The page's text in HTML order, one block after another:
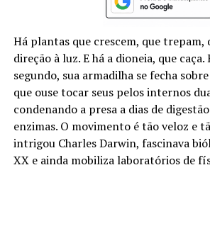
Há plantas que crescem, que trepam,
direção à luz. E há a dioneia, que
segundo, sua armadilha se fecha
que ouse tocar seus pelos internos
condenando a presa a dias de
enzimas. O movimento é tão veloz e
intrigou Charles Darwin, fascinava
XX e ainda mobiliza laboratórios de